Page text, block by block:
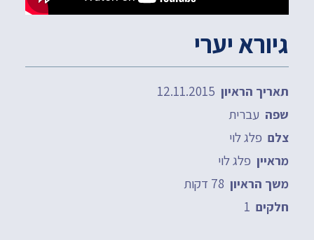
גיורא יערי
תאריך הראיון
שפה עברית
צלם פלג לוי
מראיין פלג לוי
משך הראיון
חלקים